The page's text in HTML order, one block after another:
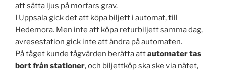
att sätta ljus på morfars grav.
I Uppsala gick det att köpa biljett i automat, till
Hedemora. Men inte att köpa returbiljett samma dag,
avresestation gick inte att ändra på automaten.
På tåget kunde tågvärden berätta attautomater tas
bort från stationer, och biljettköp ska ske via nätet,